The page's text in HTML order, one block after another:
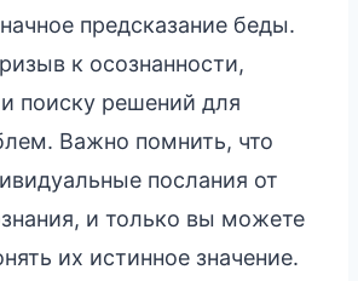
предсказание беды.
к осознанности,
поиску решений для
Важно помнить, что
послания от
и только вы можете
их истинное значение.